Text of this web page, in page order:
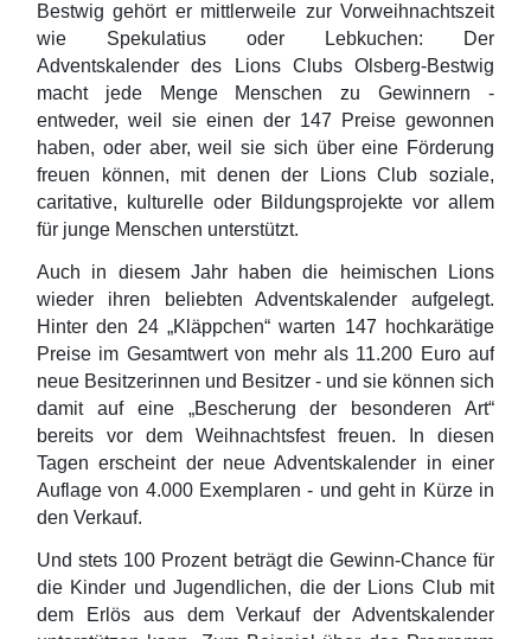
Bestwig gehört er mittlerweile zur Vorweihnachtszeit
wie Spekulatius oder Lebkuchen: Der
Adventskalender des Lions Clubs Olsberg-Bestwig
macht jede Menge Menschen zu Gewinnern -
entweder, weil sie einen der 147 Preise gewonnen
haben, oder aber, weil sie sich über eine Förderung
freuen können, mit denen der Lions Club soziale,
caritative, kulturelle oder Bildungsprojekte vor allem
für junge Menschen unterstützt.
Auch in diesem Jahr haben die heimischen Lions
wieder ihren beliebten Adventskalender aufgelegt.
Hinter den 24 „Kläppchen“ warten 147 hochkarätige
Preise im Gesamtwert von mehr als 11.200 Euro auf
neue Besitzerinnen und Besitzer - und sie können sich
damit auf eine „Bescherung der besonderen Art“
bereits vor dem Weihnachtsfest freuen. In diesen
Tagen erscheint der neue Adventskalender in einer
Auflage von 4.000 Exemplaren - und geht in Kürze in
den Verkauf.
Und stets 100 Prozent beträgt die Gewinn-Chance für
die Kinder und Jugendlichen, die der Lions Club mit
dem Erlös aus dem Verkauf der Adventskalender